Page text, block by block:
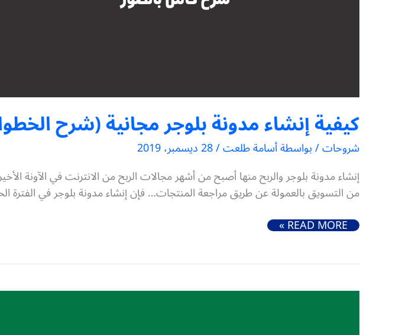
كيفية إنشاء مدونة بلوجر مجانية (شرح
شروحات/ بواسطةأسامة طلعت/28 ديسمبر، 2019
إنشاء مدونة بلوجر والربح منها أصبح من أشهر مجالات الربح من الانترنت في الآونة
من التسويق بالعمولة عن طريق مراجعة المنتجات… فإن إنشاء مدونة بلوجر في الفترة
كيفية إنشاء مدونة بلوجر مجانية (شرح الخطوات بالصور)
READ MORE »